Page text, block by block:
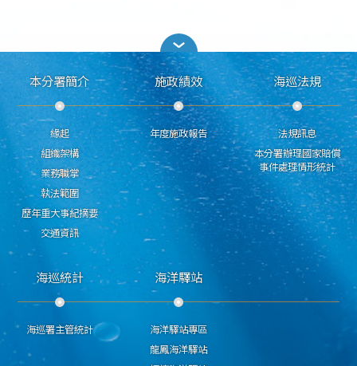
本分署簡介
緣起
組織架構
業務職掌
執法範圍
歷年重大事紀摘要
交通資訊
施政績效
年度施政報告
海巡法規
法規訊息
本分署辦理國家賠償
事件處理情形統計
海巡統計
海巡署主管統計
海洋驛站
海洋驛站專區
龍鳳海洋驛站